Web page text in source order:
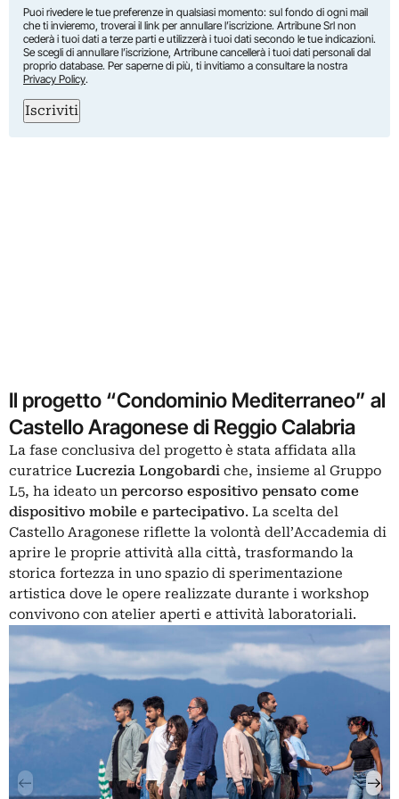
Puoi rivedere le tue preferenze in qualsiasi momento: sul fondo di ogni mail
che ti invieremo, troverai il link per annullare l’iscrizione. Artribune Srl non
cederà i tuoi dati a terze parti e utilizzerà i tuoi dati secondo le tue indicazioni.
Se scegli di annullare l’iscrizione, Artribune cancellerà i tuoi dati personali dal
proprio database. Per saperne di più, ti invitiamo a consultare la nostra
Privacy Policy.
Iscriviti
Il progetto “Condominio Mediterraneo” al
Castello Aragonese di Reggio Calabria
La fase conclusiva del progetto è stata affidata alla
curatrice Lucrezia Longobardi che, insieme al Gruppo
L5, ha ideato un percorso espositivo pensato come
dispositivo mobile e partecipativo. La scelta del
Castello Aragonese riflette la volontà dell’Accademia di
aprire le proprie attività alla città, trasformando la
storica fortezza in uno spazio di sperimentazione
artistica dove le opere realizzate durante i workshop
convivono con atelier aperti e attività laboratoriali.